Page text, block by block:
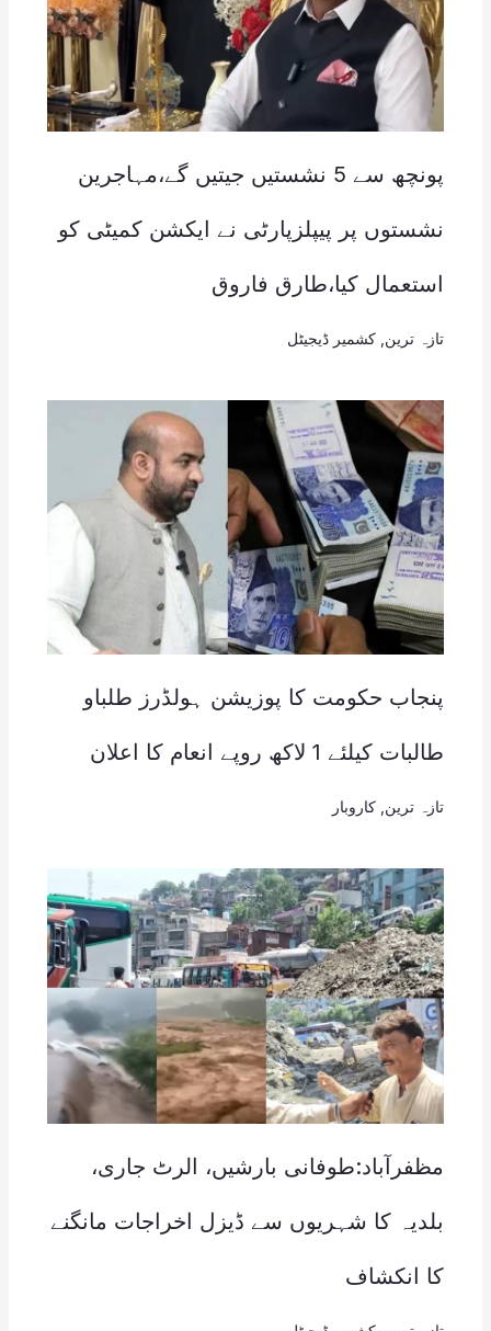
پونچھ سے 5 نشستیں جیتیں گے،مہاجرین
نشستوں پر پیپلزپارٹی نے ایکشن کمیٹی کو
استعمال کیا،طارق فاروق
تازہ ترین کشمیر ڈیجیٹل
پنجاب حکومت کا پوزیشن ہولڈرز طلباو
طالبات کیلئے 1 لاکھ روپے انعام کا اعلان
تازہ ترین کاروبار
مظفرآباد:طوفانی بارشیں، الرٹ جاری،
بلدیہ کا شہریوں سے ڈیزل اخراجات مانگنے
کا انکشاف